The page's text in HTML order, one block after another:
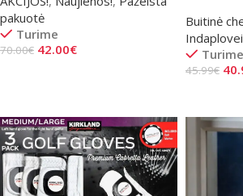
pakuotė
Turime
70.00€ 42.00€
Buitinė
Indaplovei
Turime
45.99€